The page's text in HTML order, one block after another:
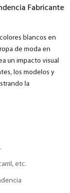
Fabricante
blancos en
de moda en
un impacto visual
los modelos y
la
etc.